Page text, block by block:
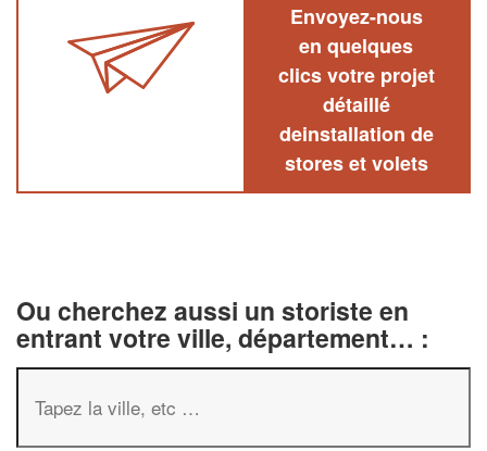
Envoyez-nous
en quelques
clics votre projet
détaillé
deinstallation de
stores et volets
Ou cherchez aussi un storiste en
entrant votre ville, département… :